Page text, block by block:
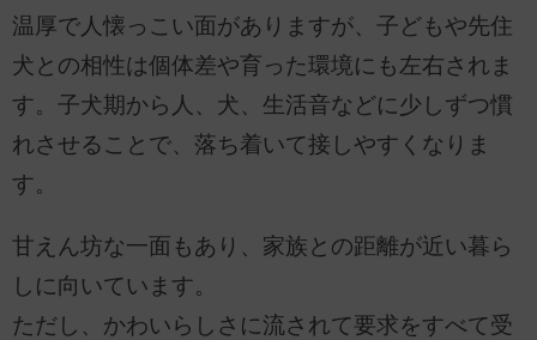
温厚で人懐っこい面がありますが、子どもや先住
犬との相性は個体差や育った環境にも左右されま
す。子犬期から人、犬、生活音などに少しずつ慣
れさせることで、落ち着いて接しやすくなりま
す。
甘えん坊な一面もあり、家族との距離が近い暮ら
しに向いています。
ただし、かわいらしさに流されて要求をすべて受